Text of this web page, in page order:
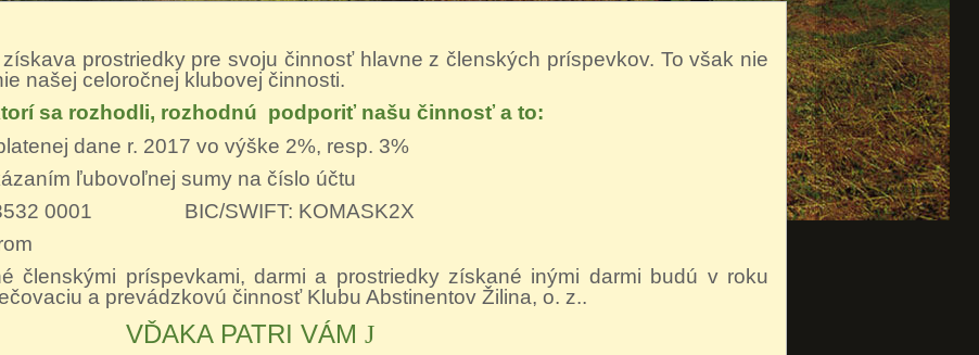
prostriedky pre svoju činnosť hlavne z členských príspevkov. To však nie
našej celoročnej klubovej činnosti.
sa rozhodli, rozhodnú podporiť našu činnosť a to:
dane r. 2017 vo výške 2%, resp. 3%
ľubovoľnej sumy na číslo účtu
3532 0001
BIC/SWIFT: KOMASK2X
členskými príspevkami, darmi a prostriedky získané inými darmi budú v roku
a prevádzkovú činnosť Klubu Abstinentov Žilina, o. z..
VĎAKA PATRI VÁM J